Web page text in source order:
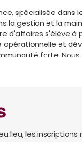
spécialisée
la gestion et la
d'affaires s'élève à
opérationnelle et
forte. Nous
lieu, les inscriptions